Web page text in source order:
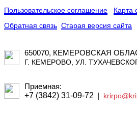
Пользовательское соглашение
Карта
Обратная связь Старая версия сайта
650070, КЕМЕРОВСКАЯ
Г. КЕМЕРОВО, УЛ.
Приемная:
+7 (3842) 31-09-72 |